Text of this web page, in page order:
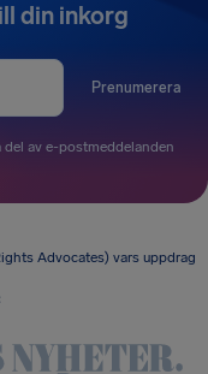
din inkorg
Prenumerera
del av e-postmeddelanden
Advocates) vars uppdrag